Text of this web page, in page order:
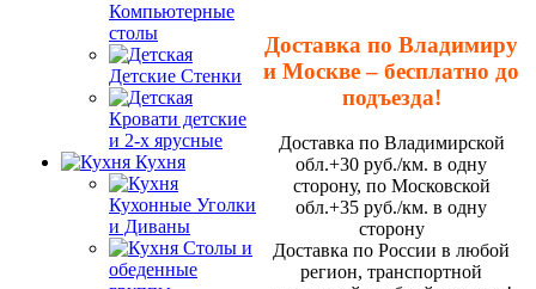
Компьютерные
столы
Детские Стенки
Кровати детские
и 2-х ярусные
Кухня
Кухонные Уголки
и Диваны
Столы и
обеденные
Доставка по Владимиру
и Москве – бесплатно до
подъезда!
Доставка по Владимирской
обл.+30 руб./км. в одну
сторону, по Московской
обл.+35 руб./км. в одну
сторону
Доставка по России в любой
регион, транспортной